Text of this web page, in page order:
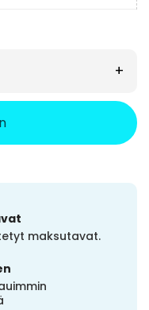
+
maksutavat.